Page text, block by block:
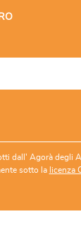
dall' Agorà degli
sotto la licenza